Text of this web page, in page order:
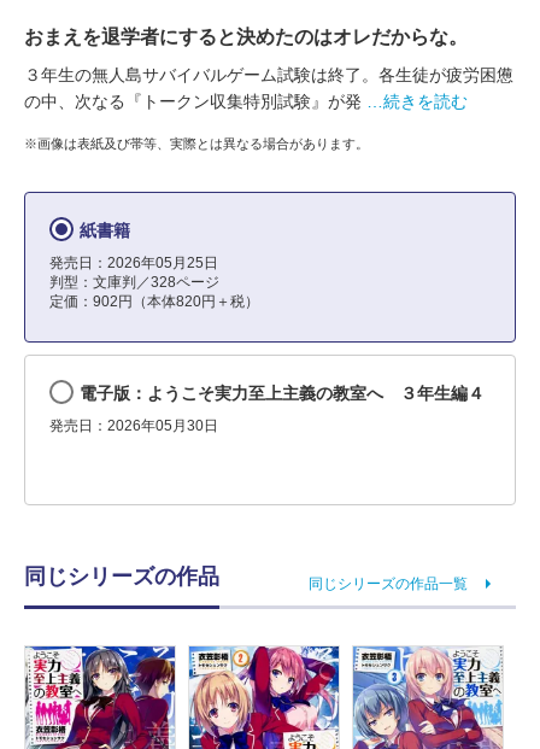
おまえを退学者にすると決めたのはオレだからな。
３年生の無人島サバイバルゲーム試験は終了。各生徒が疲労困憊
の中、次なる『トークン収集特別試験』が発
…続きを読む
※画像は表紙及び帯等、実際とは異なる場合があります。
紙書籍
発売日：2026年05月25日
判型：文庫判／328ページ
定価：902円（本体820円＋税）
電子版：ようこそ実力至上主義の教室へ ３年生編４
発売日：2026年05月30日
同じシリーズの作品 同じシリーズの作品一覧